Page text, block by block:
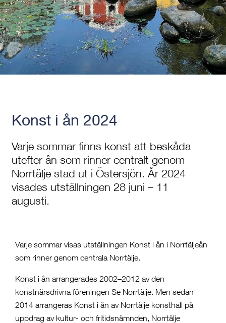
Konst i ån 2024
Varje sommar finns konst att beskåda
utefter ån som rinner centralt genom
Norrtälje stad ut i Östersjön. År 2024
visades utställningen 28 juni – 11
augusti.
Varje sommar visas utställningen Konst i ån i Norrtäljeån
som rinner genom centrala Norrtälje.
Konst i ån arrangerades 2002–2012 av den
konstnärsdrivna föreningen Se Norrtälje. Men sedan
2014 arrangeras Konst i ån av Norrtälje konsthall på
uppdrag av kultur- och fritidsnämnden, Norrtälje